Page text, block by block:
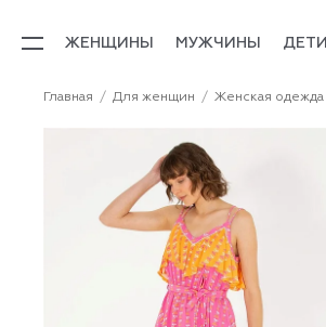
ЖЕНЩИНЫ МУЖЧИНЫ ДЕТИ
Главная Для женщин Женская одежда